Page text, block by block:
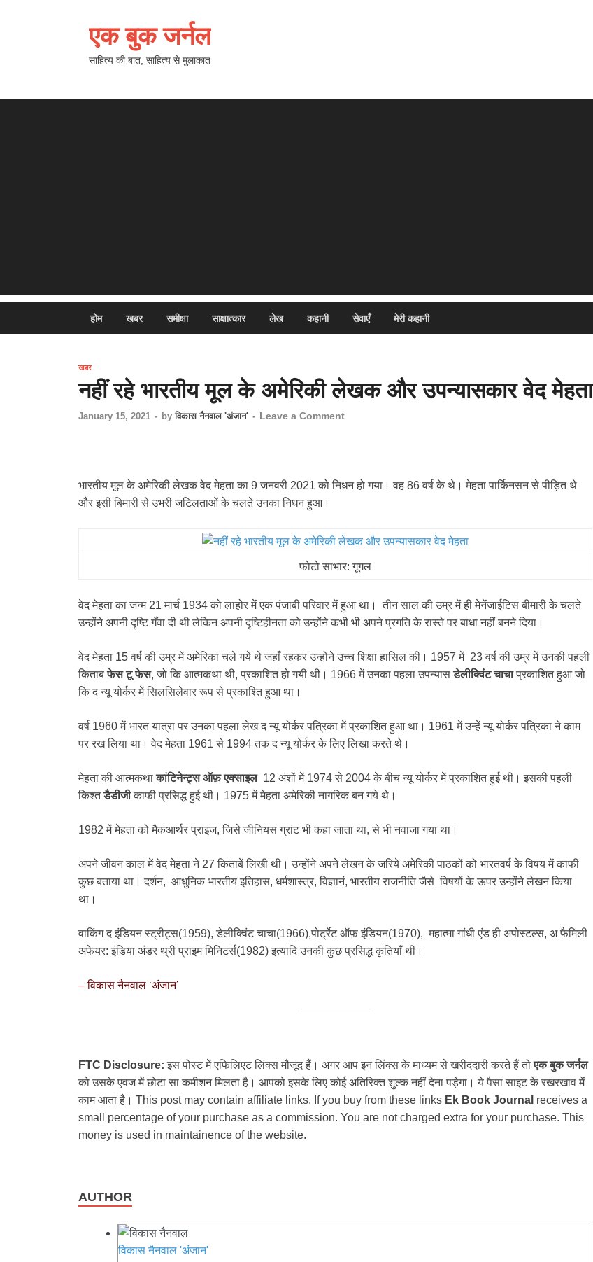
एक बुक जर्नल
साहित्य की बात, साहित्य से मुलाकात
होम खबर समीक्षा साक्षात्कार लेख कहानी सेवाएँ मेरी कहानी
खबर
नहीं रहे भारतीय मूल के अमेरिकी लेखक और उपन्यासकार वेद मेहता
January 15, 2021 - by विकास नैनवाल 'अंजान' - Leave a Comment
भारतीय मूल के अमेरिकी लेखक वेद मेहता का 9 जनवरी 2021 को निधन हो गया। वह 86 वर्ष के थे। मेहता पार्किनसन से पीड़ित थे
और इसी बिमारी से उभरी जटिलताओं के चलते उनका निधन हुआ।
फोटो साभार: गूगल
वेद मेहता का जन्म 21 मार्च 1934 को लाहोर में एक पंजाबी परिवार में हुआ था। तीन साल की उम्र में ही मेनेंजाईटिस बीमारी के चलते
उन्होंने अपनी दृष्टि गँवा दी थी लेकिन अपनी दृष्टिहीनता को उन्होंने कभी भी अपने प्रगति के रास्ते पर बाधा नहीं बनने दिया।
वेद मेहता 15 वर्ष की उम्र में अमेरिका चले गये थे जहाँ रहकर उन्होंने उच्च शिक्षा हासिल की। 1957 में 23 वर्ष की उम्र में उनकी पहली
किताबफेस टू फेस, जो कि आत्मकथा थी, प्रकाशित हो गयी थी। 1966 में उनका पहला उपन्यासडेलीक्विंट चाचाप्रकाशित हुआ जो
कि द न्यू योर्कर में सिलसिलेवार रूप से प्रकाश्ति हुआ था।
वर्ष 1960 में भारत यात्रा पर उनका पहला लेख द न्यू योर्कर पत्रिका में प्रकाशित हुआ था। 1961 में उन्हें न्यू योर्कर पत्रिका ने काम
पर रख लिया था। वेद मेहता 1961 से 1994 तक द न्यू योर्कर के लिए लिखा करते थे।
मेहता की आत्मकथाकांटिनेन्ट्स ऑफ़ एक्साइल 12 अंशों में 1974 से 2004 के बीच न्यू योर्कर में प्रकाशित हुई थी। इसकी पहली
किश्तडैडीजीकाफी प्रसिद्ध हुई थी। 1975 में मेहता अमेरिकी नागरिक बन गये थे।
1982 में मेहता को मैकआर्थर प्राइज, जिसे जीनियस ग्रांट भी कहा जाता था, से भी नवाजा गया था।
अपने जीवन काल में वेद मेहता ने 27 किताबें लिखी थी। उन्होंने अपने लेखन के जरिये अमेरिकी पाठकों को भारतवर्ष के विषय में काफी
कुछ बताया था। दर्शन, आधुनिक भारतीय इतिहास, धर्मशास्त्र, विज्ञानं, भारतीय राजनीति जैसे विषयों के ऊपर उन्होंने लेखन किया
था।
वाकिंग द इंडियन स्ट्रीट्स(1959), डेलीक्विंट चाचा(1966),पोर्ट्रेट ऑफ़ इंडियन(1970), महात्मा गांधी एंड ही अपोस्टल्स, अ फैमिली
अफेयर: इंडिया अंडर थ्री प्राइम मिनिटर्स(1982) इत्यादि उनकी कुछ प्रसिद्ध कृतियाँ थीं।
– विकास नैनवाल ‘अंजान’
FTC Disclosure: इस पोस्ट में एफिलिएट लिंक्स मौजूद हैं। अगर आप इन लिंक्स के माध्यम से खरीददारी करते हैं तोएक बुक जर्नल
को उसके एवज में छोटा सा कमीशन मिलता है। आपको इसके लिए कोई अतिरिक्त शुल्क नहीं देना पड़ेगा। ये पैसा साइट के रखरखाव में
काम आता है। This post may contain affiliate links. If you buy from these links Ek Book Journal receives a
small percentage of your purchase as a commission. You are not charged extra for your purchase. This
money is used in maintainence of the website.
AUTHOR
विकास नैनवाल 'अंजान'